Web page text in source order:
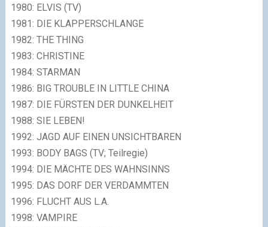
1980: ELVIS (TV)
1981: DIE KLAPPERSCHLANGE
1982: THE THING
1983: CHRISTINE
1984: STARMAN
1986: BIG TROUBLE IN LITTLE CHINA
1987: DIE FÜRSTEN DER DUNKELHEIT
1988: SIE LEBEN!
1992: JAGD AUF EINEN UNSICHTBAREN
1993: BODY BAGS (TV; Teilregie)
1994: DIE MÄCHTE DES WAHNSINNS
1995: DAS DORF DER VERDAMMTEN
1996: FLUCHT AUS L.A.
1998: VAMPIRE